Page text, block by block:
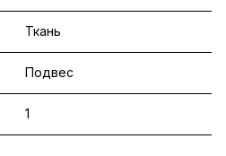
Ткань
Подвес
1